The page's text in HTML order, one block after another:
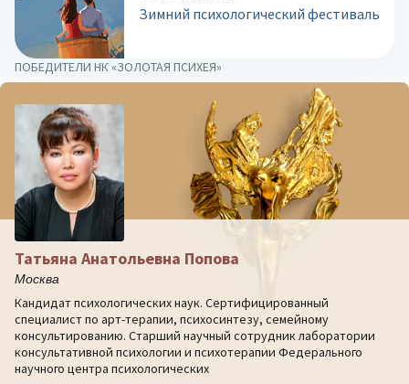
Зимний психологический фестиваль
ПОБЕДИТЕЛИ НК «ЗОЛОТАЯ ПСИХЕЯ»
Татьяна Анатольевна Попова
Москва
Кандидат психологических наук. Сертифицированный
специалист по арт-терапии, психосинтезу, семейному
консультированию. Старший научный сотрудник лаборатории
консультативной психологии и психотерапии Федерального
научного центра психологических